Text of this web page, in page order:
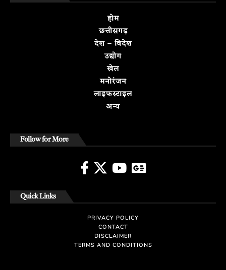
होम
छत्तीसगढ़
देश – विदेश
उद्योग
खेल
मनोरंजन
लाइफस्टाइल
अन्य
Follow for More
Quick Links
PRIVACY POLICY
CONTACT
DISCLAIMER
TERMS AND CONDITIONS